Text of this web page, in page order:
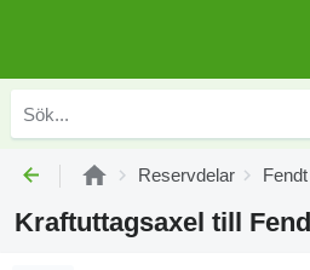
Reservdelar
Kraftuttagsaxel till